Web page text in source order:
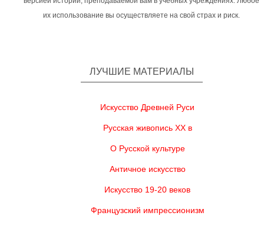
их использование вы осуществляете на свой страх и риск.
ЛУЧШИЕ МАТЕРИАЛЫ
Искусство Древней Руси
Русская живопись XX в
О Русской культуре
Античное искусство
Искусство 19-20 веков
Французский импрессионизм